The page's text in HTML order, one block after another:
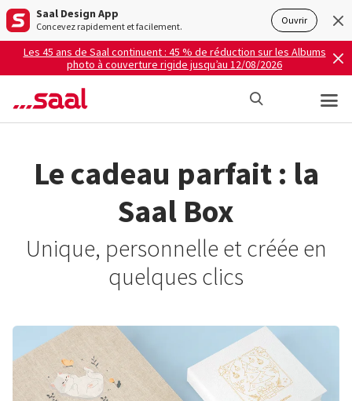
Saal Design App
Concevez rapidement et facilement. Ouvrir
Les 45 ans de Saal continuent : 45 % de réduction sur les Albums
photo à couverture rigide jusqu’au 12/08/2026
Le cadeau parfait : la
Saal Box
Unique, personnelle et créée en
quelques clics